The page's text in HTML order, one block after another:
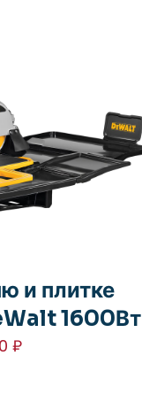
и плитке
1600Вт
₽